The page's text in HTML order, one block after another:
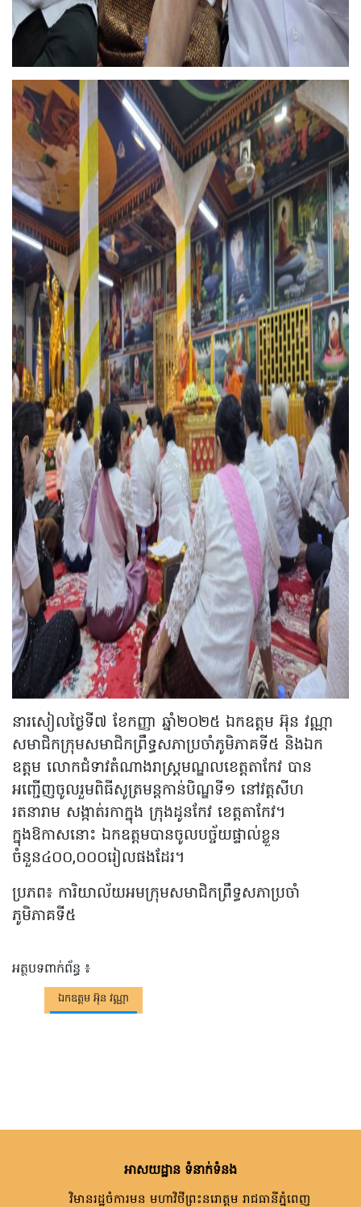
នារសៀលថ្ងៃទី៧ ខែកញ្ញា ឆ្នាំ២០២៥ ឯកឧត្តម អ៊ុន វណ្ណា
សមាជិកក្រុមសមាជិកព្រឹទ្ធសភាប្រចាំភូមិភាគទី៥ និងឯក
ឧត្តម លោកជំទាវតំណាងរាស្ត្រមណ្ឌលខេត្តតាកែវ បាន
អញ្ជើញចូលរួមពិធីសូត្រមន្តកាន់បិណ្ឌទី១ នៅវត្តសីហ
រតនារាម សង្កាត់រកាក្នុង ក្រុងដូនកែវ ខេត្តតាកែវ។
ក្នុងឱកាសនោះ ឯកឧត្តមបានចូលបច្ច័យផ្ទាល់ខ្លួន
ចំនួន៤០០,០០០រៀលផងដែរ។
ប្រភព៖ ការិយាល័យអមក្រុមសមាជិកព្រឹទ្ធសភាប្រចាំ
ភូមិភាគទី៥
អត្ថបទពាក់ព័ន្ធ ៖
ឯកឧត្តម អ៊ុន វណ្ណា
អាសយដ្ឋាន ទំនាក់ទំនង
វិមានរដ្ឋចំការមន មហាវិថីព្រះនរោត្តម រាជធានីភ្នំពេញ